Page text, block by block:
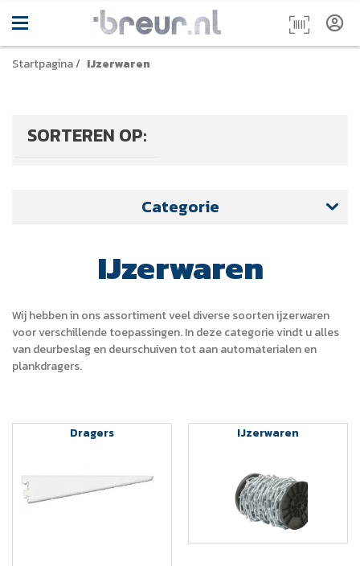
Startpagina/ IJzerwaren
SORTEREN OP:
Categorie
IJzerwaren
Wij hebben in ons assortiment veel diverse soorten ijzerwaren
voor verschillende toepassingen. In deze categorie vindt u alles
van deurbeslag en deurschuiven tot aan automaterialen en
plankdragers.
Dragers IJzerwaren